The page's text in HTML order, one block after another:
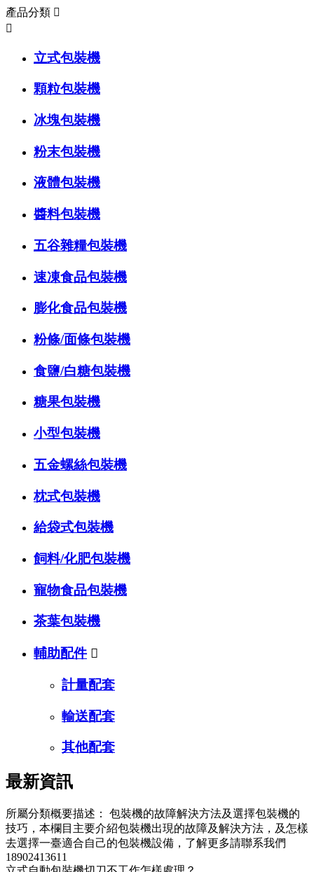
產品分類 

立式包裝機
顆粒包裝機
冰塊包裝機
粉末包裝機
液體包裝機
醬料包裝機
五谷雜糧包裝機
速凍食品包裝機
膨化食品包裝機
粉條/面條包裝機
食鹽/白糖包裝機
糖果包裝機
小型包裝機
五金螺絲包裝機
枕式包裝機
給袋式包裝機
飼料/化肥包裝機
寵物食品包裝機
茶葉包裝機
輔助配件 
計量配套
輸送配套
其他配套
最新資訊
所屬分類概要描述：
包裝機的故障解決方法及選擇包裝機的
技巧，本欄目主要介紹包裝機出現的故障及解決方法，及怎樣
去選擇一臺適合自己的包裝機設備，了解更多請聯系我們
18902413611